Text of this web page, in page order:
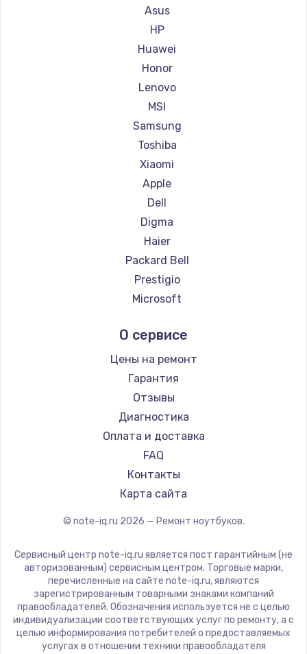
Ремонт ноутбуков Gigabyte
Ремонт ноутбуков Aorus
Ремонт ноутбуков Maibenben
Ремонт ноутбуков Getac
Ремонт ноутбуков Epson
Ремонт ноутбуков Philips
Ремонт ноутбуков LG
Ремонт ноутбуков Panasonic
Ремонт ноутбуков Irbis
Ремонт ноутбуков Thunderobot
Ремонт ноутбуков Hasee
Ремонт ноутбуков ZTE
Ремонт ноутбуков Hiper
Ремонт ноутбуков Evga
Ремонт ноутбуков Google
Ремонт ноутбуков Echips
Ремонт ноутбуков Predator
Ремонт ноутбуков iru
Ремонт ноутбуков Machenike
Ремонт ноутбуков DEXP
Ремонт ноутбуков Teclast
Ремонт ноутбуков CHUWI
Ремонт ноутбуков Colorful
Asus
HP
Huawei
Honor
Lenovo
MSI
Samsung
Toshiba
Xiaomi
Apple
Dell
Digma
Haier
Packard Bell
Prestigio
Microsoft
Aquarius
Gigabyte
Aorus
Maibenben
Getac
Epson
Philips
LG
Panasonic
ZTE
Hiper
Evga
Google
Echips
О сервисе
Цены на ремонт
Гарантия
Отзывы
Диагностика
Оплата и доставка
FAQ
Контакты
Карта сайта
© note-iq.ru 2026 — Ремонт ноутбуков.
Сервисный центр note-iq.ru является пост гарантийным (не
авторизованным) сервисным центром. Торговые марки,
перечисленные на сайте note-iq.ru, являются
зарегистрированным товарными знаками компаний
правообладателей. Обозначения используется не с целью
индивидуализации соответствующих услуг по ремонту, а с
целью информирования потребителей о предоставляемых
услугах в отношении техники правообладателя